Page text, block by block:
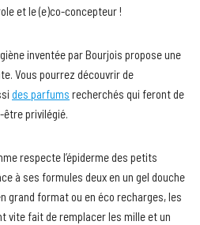
et le (e)co-concepteur !
inventée par Bourjois propose une
Vous pourrez découvrir de
des parfums recherchés qui feront de
être privilégié.
respecte l’épiderme des petits
à ses formules deux en un gel douche
grand format ou en éco recharges, les
vite fait de remplacer les mille et un